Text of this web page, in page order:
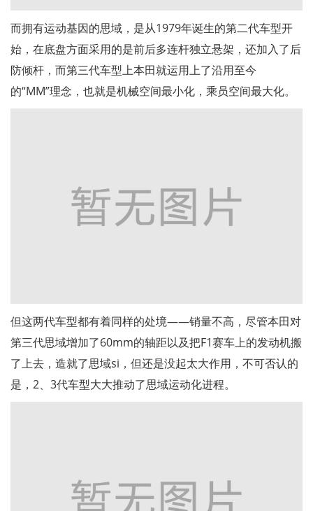
而拥有运动基因的思域，是从1979年诞生的第二代车型开
始，在底盘方面采用的是前后多连杆独立悬架，还加入了后
防倾杆，而第三代车型上本田就运用上了沿用至今
的“MM”理念，也就是机械空间最小化，乘员空间最大化。
但这两代车型都有着同样的处境——销量不高，尽管本田对
第三代思域增加了60mm的轴距以及把F1赛车上的发动机搬
了上去，造就了思域si，但还是没起太大作用，不可否认的
是，2、3代车型大大推动了思域运动化进程。